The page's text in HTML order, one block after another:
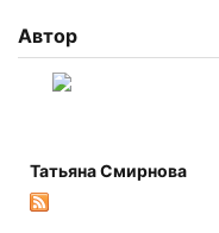
Автор
Татьяна Смирнова